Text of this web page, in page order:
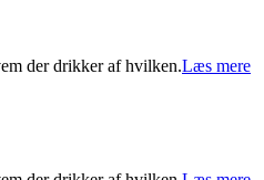
der drikker af hvilken.Læs mere